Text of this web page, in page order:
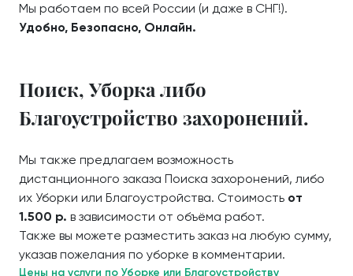
Мы работаем по всей России (и даже в СНГ!).
Удобно, Безопасно, Онлайн.
Поиск, Уборка либо
Благоустройство захоронений.
Мы также предлагаем возможность
дистанционного заказа Поиска захоронений, либо
их Уборки или Благоустройства. Стоимость от
1.500 р. в зависимости от объёма работ.
Также вы можете разместить заказ на любую сумму,
указав пожелания по уборке в комментарии.
Цены на услуги по Уборке или Благоустройству